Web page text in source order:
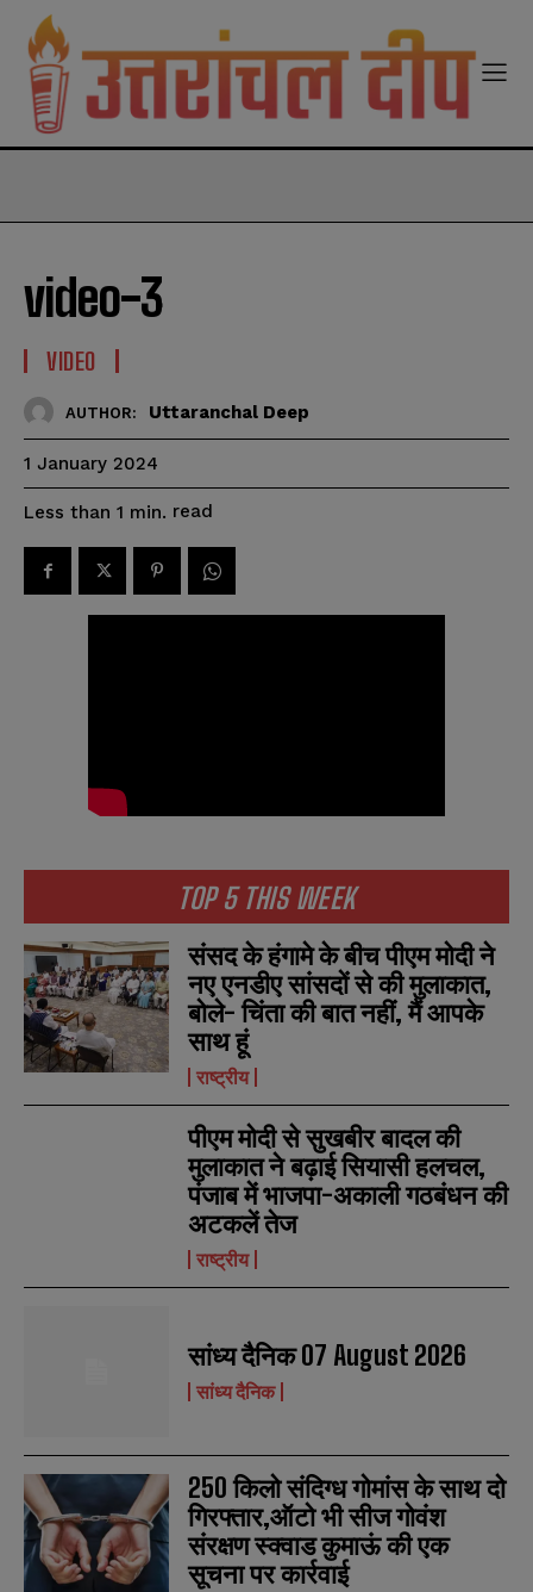
TOP 5 THIS WEEK
संसद के हंगामे के बीच पीएम मोदी ने
नए एनडीए सांसदों से की मुलाकात,
बोले- चिंता की बात नहीं, मैं आपके
साथ हूं
राष्ट्रीय
पीएम मोदी से सुखबीर बादल की
मुलाकात ने बढ़ाई सियासी हलचल,
पंजाब में भाजपा-अकाली गठबंधन की
अटकलें तेज
राष्ट्रीय
सांध्य दैनिक 07 August 2026
सांध्य दैनिक
250 किलो संदिग्ध गोमांस के साथ दो
गिरफ्तार,ऑटो भी सीज गोवंश
संरक्षण स्क्वाड कुमाऊं की एक
सूचना पर कार्रवाई
video-3
VIDEO
AUTHOR: Uttaranchal Deep
1 January 2024
Less than 1 min. read